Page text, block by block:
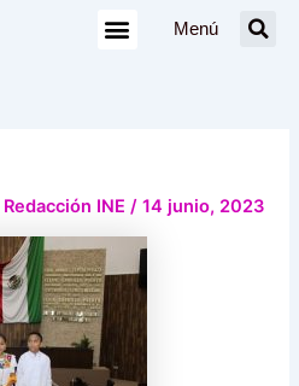
Menú
Redacción INE/14 junio, 2023